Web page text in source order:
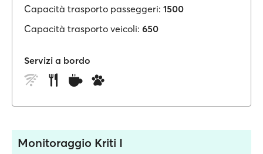
Capacità trasporto passeggeri: 1500
Capacità trasporto veicoli: 650
Servizi a bordo
Monitoraggio Kriti I